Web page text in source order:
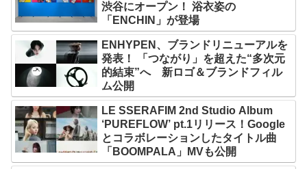
渋谷にオープン！ 浴衣姿の
「ENCHIN」が登場
ENHYPEN、ブランドリニューアルを
発表！ 「つながり」を超えた“多次元
的結束”へ 新ロゴ＆ブランドフィル
ム公開
LE SSERAFIM 2nd Studio Album
‘PUREFLOW’ pt.1リリース！Google
とコラボレーションしたタイトル曲
「BOOMPALA」MVも公開